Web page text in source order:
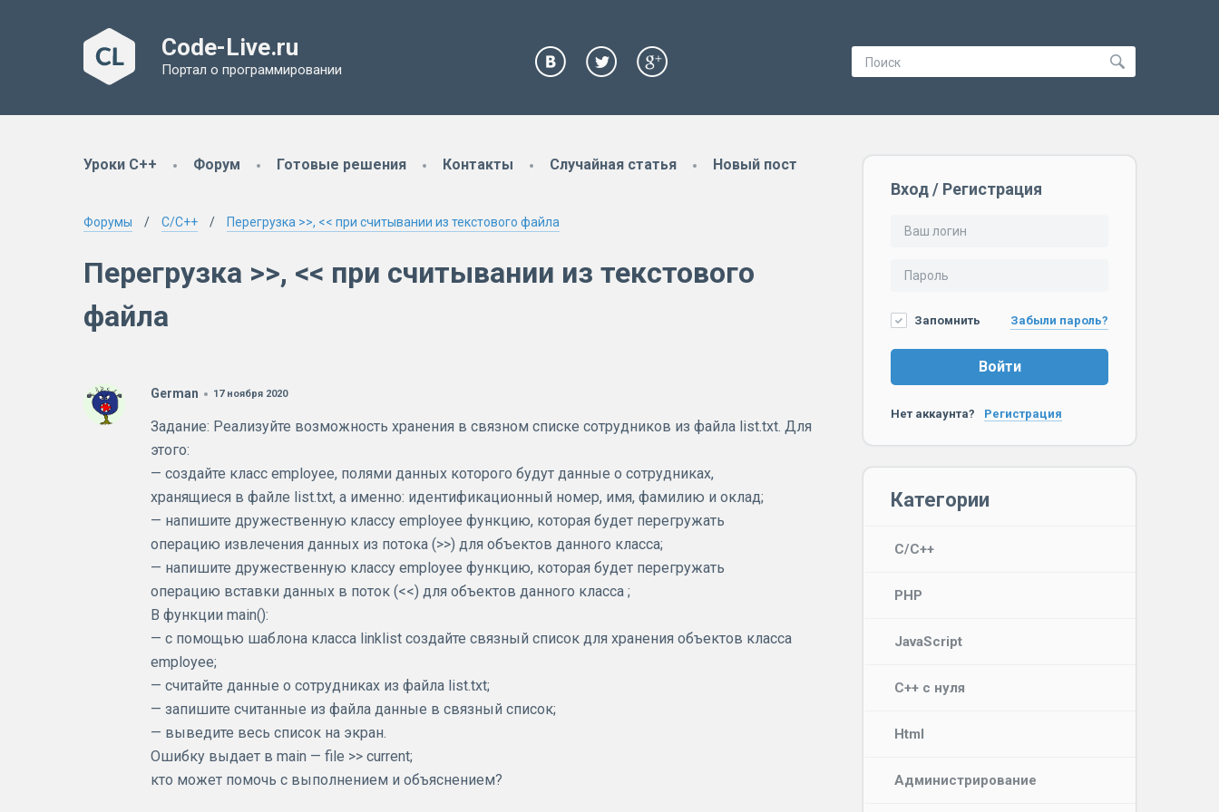
Code-Live.ru
Портал о программировании
Уроки C++ Форум Готовые решения Контакты Случайная статья Новый пост
Форумы C/C++ Перегрузка >>, << при считывании из текстового файла
Перегрузка >>, << при считывании из текстового
файла
German 17 ноября 2020
Задание: Реализуйте возможность хранения в связном списке сотрудников из файла list.txt. Для
этого:
— создайте класс employee, полями данных которого будут данные о сотрудниках,
хранящиеся в файле list.txt, а именно: идентификационный номер, имя, фамилию и оклад;
— напишите дружественную классу employee функцию, которая будет перегружать
операцию извлечения данных из потока (>>) для объектов данного класса;
— напишите дружественную классу employee функцию, которая будет перегружать
операцию вставки данных в поток (<<) для объектов данного класса ;
В функции main():
— с помощью шаблона класса linklist создайте связный список для хранения объектов класса
employee;
— считайте данные о сотрудниках из файла list.txt;
— запишите считанные из файла данные в связный список;
— выведите весь список на экран.
Ошибку выдает в main — file >> current;
кто может помочь с выполнением и объяснением?
Вход / Регистрация
Запомнить Забыли пароль?
Войти
Нет аккаунта? Регистрация
Категории
C/C++
PHP
JavaScript
C++ с нуля
Html
Администрирование